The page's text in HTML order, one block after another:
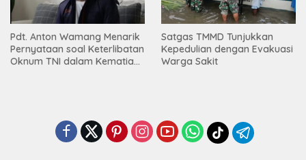
Pdt. Anton Wamang Menarik
Pernyataan soal Keterlibatan
Oknum TNI dalam Kematian
Satgas TMMD Tunjukkan
Kepedulian dengan Evakuasi
Warga Sakit